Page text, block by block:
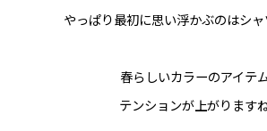
やっぱり最初に思い浮かぶのはシ
春らしいカラーのアイテ
テンションが上がります